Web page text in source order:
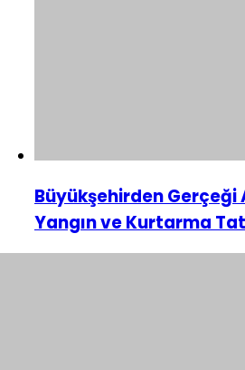
Büyükşehirden
Yangın ve Kurtarma